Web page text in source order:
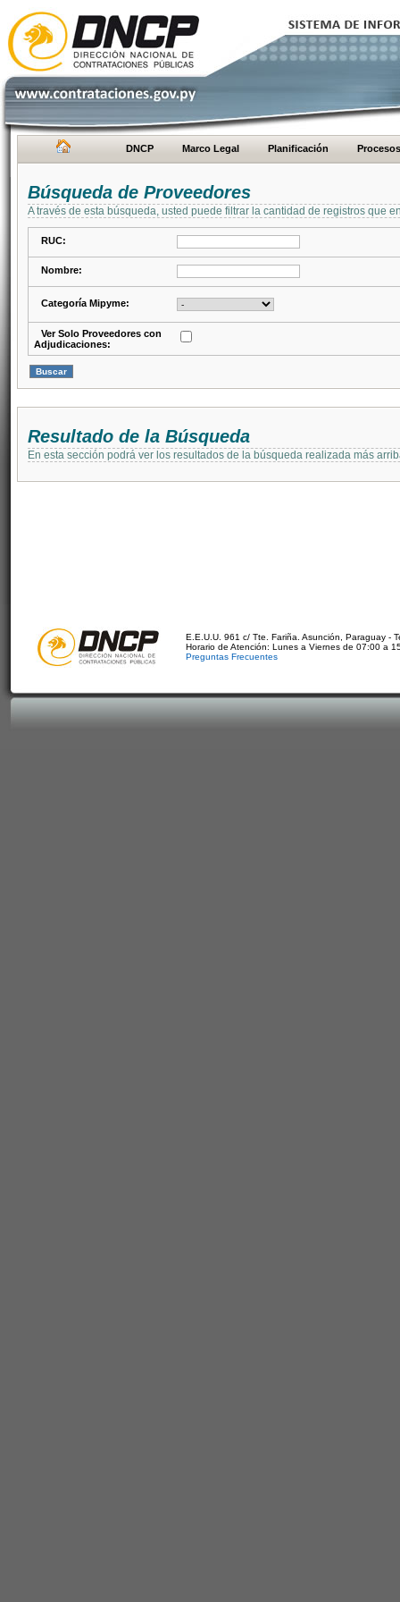
DNCP Marco Legal Planificación Procesos
Búsqueda de Proveedores
A través de esta búsqueda, usted puede filtrar la cantidad de registros que
RUC:
Nombre:
Categoría Mipyme:
Ver Solo Proveedores con
Adjudicaciones:
Resultado de la Búsqueda
En esta sección podrá ver los resultados de la búsqueda realizada más
E.E.U.U. 961 c/ Tte. Fariña. Asunción, Paraguay -
Horario de Atención: Lunes a Viernes de 07:00 a
Preguntas Frecuentes